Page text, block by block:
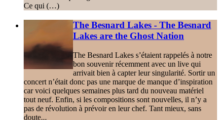
Ce qui (…)
The Besnard Lakes - The Besnard
Lakes are the Ghost Nation
The Besnard Lakes s’étaient rappelés à notre
bon souvenir récemment avec un live qui
arrivait bien à capter leur singularité. Sortir un
concert n’était donc pas une marque de manque d’inspiration
car voici quelques semaines plus tard du nouveau matériel
tout neuf. Enfin, si les compositions sont nouvelles, il n’y a
pas de révolution à prévoir en leur chef. Tant mieux, sans
doute...